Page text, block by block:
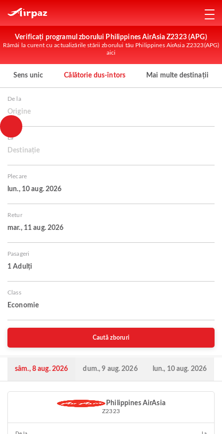
Verificați programul zborului Philippines AirAsia Z2323 (APG)
Rămâi la curent cu actualizările stării zborului tău Philippines AirAsia Z2323(APG)
aici
Sens unic Călătorie dus-întors Mai multe destinații
De la
Origine
La
Destinație
Plecare
lun., 10 aug. 2026
Retur
mar., 11 aug. 2026
Pasageri
1 Adulți
Class
Economie
Caută zboruri
sâm., 8 aug. 2026 dum., 9 aug. 2026 lun., 10 aug. 2026
Philippines AirAsia
Z2323